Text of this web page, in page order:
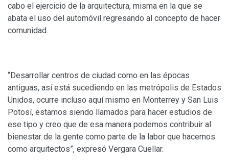
cabo el ejercicio de la arquitectura, misma en la que se
abata el uso del automóvil regresando al concepto de hacer
comunidad.
“Desarrollar centros de ciudad como en las épocas
antiguas, así está sucediendo en las metrópolis de Estados
Unidos, ocurre incluso aquí mismo en Monterrey y San Luis
Potosí, estamos siendo llamados para hacer estudios de
ese tipo y creo que de esa manera podemos contribuir al
bienestar de la gente como parte de la labor que hacemos
como arquitectos”, expresó Vergara Cuellar.